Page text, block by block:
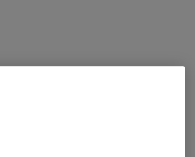
King Charles III's
Birkenau
previous media